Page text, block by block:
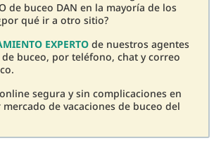
de buceo DAN en la mayoría de los
qué ir a otro sitio?
EXPERTO de nuestros agentes
de buceo, por teléfono, chat y correo
segura y sin complicaciones en
de vacaciones de buceo del